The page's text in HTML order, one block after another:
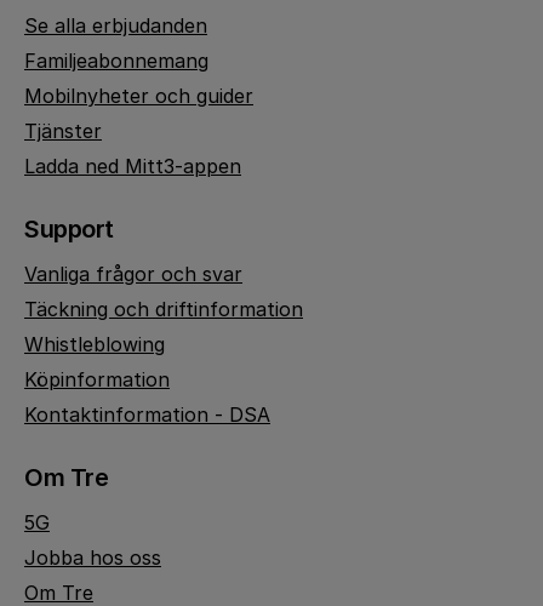
Se alla erbjudanden
Familjeabonnemang
Mobilnyheter och guider
Tjänster
Ladda ned Mitt3-appen
Support
Vanliga frågor och svar
Täckning och driftinformation
Whistleblowing
Köpinformation
Kontaktinformation - DSA
Om Tre
5G
Jobba hos oss
Om Tre